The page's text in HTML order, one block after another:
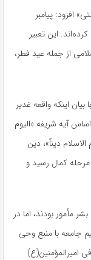
افزود: پیامبر
این تعبیر
از جمله عید فطر،
اینکه واقعه غدیر
آیه شریفه «الیوم
دیناً»، دین
کمال رسید و
مأمور بودند، اما در
جامعه با منبع وحی
امیرالمؤمنین(ع)